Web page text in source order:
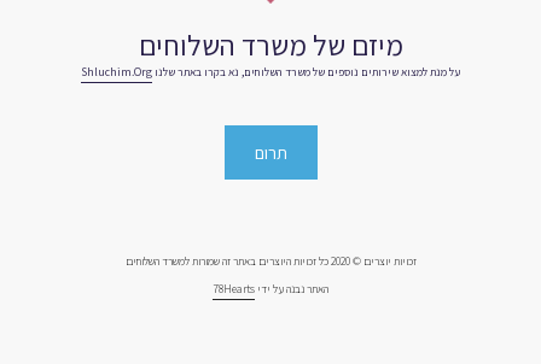
מיזם של משרד השלוחים
על מנת למצוא שירותים נוספים של משרד השלוחים, נא בקרו באתר שלנו Shluchim.org
תרום
זכויות יוצרים © 2020 כל זכויות היוצרים באתר זה שמורות למשרד השלוחים
האתר נבנה על ידי 78Hearts